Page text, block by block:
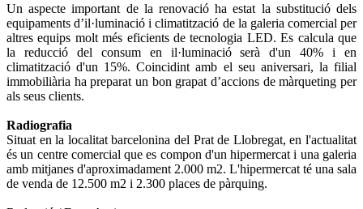
Un aspecte important de la renovació ha estat la substitució dels
equipaments d’il·luminació i climatització de la galeria comercial per
altres equips molt més eficients de tecnologia LED. Es calcula que
la reducció del consum en il·luminació serà d'un 40% i en
climatització d'un 15%. Coincidint amb el seu aniversari, la filial
immobiliària ha preparat un bon grapat d’accions de màrqueting per
als seus clients.
Radiografia
Situat en la localitat barcelonina del Prat de Llobregat, en l'actualitat
és un centre comercial que es compon d'un hipermercat i una galeria
amb mitjanes d'aproximadament 2.000 m2. L'hipermercat té una sala
de venda de 12.500 m2 i 2.300 places de pàrquing.